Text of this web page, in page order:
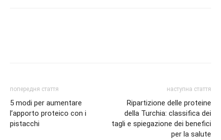
попередня стаття
5 modi per aumentare
l’apporto proteico con i
pistacchi
наступна стаття
Ripartizione delle proteine
della Turchia: classifica dei
tagli e spiegazione dei benefici
per la salute